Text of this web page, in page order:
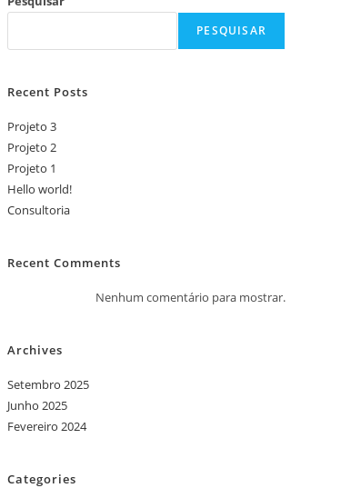
PESQUISAR
Recent Posts
Projeto 3
Projeto 2
Projeto 1
Hello world!
Consultoria
Recent Comments
Nenhum comentário para mostrar.
Archives
Setembro 2025
Junho 2025
Fevereiro 2024
Categories